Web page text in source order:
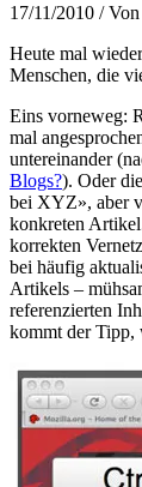
17/11/2010 / Von
Heute mal
Menschen, die
Eins vorneweg:
mal
untereinander
Blogs?). Oder
bei XYZ», aber
konkreten
korrekten
bei häufig
Artikels –
referenzierten
kommt der Tipp,